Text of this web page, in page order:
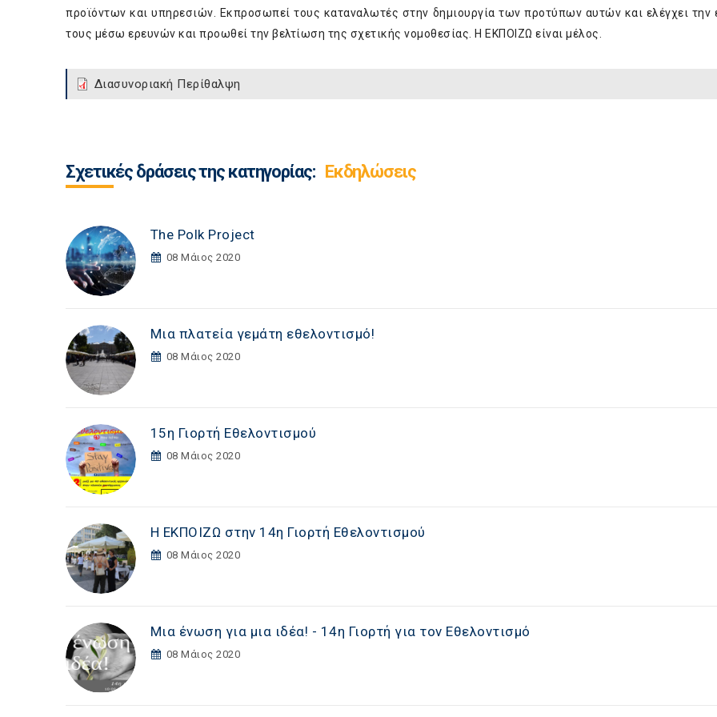
προϊόντων και υπηρεσιών. Εκπροσωπεί τους καταναλωτές στην δημιουργία των προτύπων αυτών και ελέγχει την
τους μέσω ερευνών και προωθεί την βελτίωση της σχετικής νομοθεσίας. Η ΕΚΠΟΙΖΩ είναι μέλος.
Διασυνοριακή Περίθαλψη
Σχετικές δράσεις της κατηγορίας: Εκδηλώσεις
The Polk Project
08 Μάιος 2020
Μια πλατεία γεμάτη εθελοντισμό!
08 Μάιος 2020
15η Γιορτή Εθελοντισμού
08 Μάιος 2020
Η ΕΚΠΟΙΖΩ στην 14η Γιορτή Εθελοντισμού
08 Μάιος 2020
Μια ένωση για μια ιδέα! - 14η Γιορτή για τον Εθελοντισμό
08 Μάιος 2020